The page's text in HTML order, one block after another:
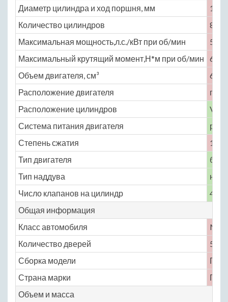
Диаметр цилиндра и ход поршня, мм
Количество цилиндров
8
Максимальная мощность,л.с./кВт при об/мин
510
Максимальный крутящий момент,Н*м при об/мин
630
Объем двигателя, см³
6208
Расположение двигателя
Расположение цилиндров
V-
Система питания двигателя
Степень сжатия
11.3
Тип двигателя
Тип наддува
нет
Число клапанов на цилиндр
4
Общая информация
Класс автомобиля
M
Количество дверей
5
Сборка модели
Страна марки
Объем и масса